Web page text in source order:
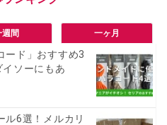
週間 一ヶ月
ード」おすすめ3
ソーにもあ
ル6選！メルカリ